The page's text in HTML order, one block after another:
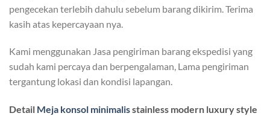
pengecekan terlebih dahulu sebelum barang dikirim. Terima
kasih atas kepercayaan nya.
Kami menggunakan Jasa pengiriman barang ekspedisi yang
sudah kami percaya dan berpengalaman, Lama pengiriman
tergantung lokasi dan kondisi lapangan.
Detail Meja konsol minimalisstainless modern luxury style